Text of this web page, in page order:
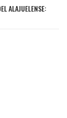
ALAJUELENSE: